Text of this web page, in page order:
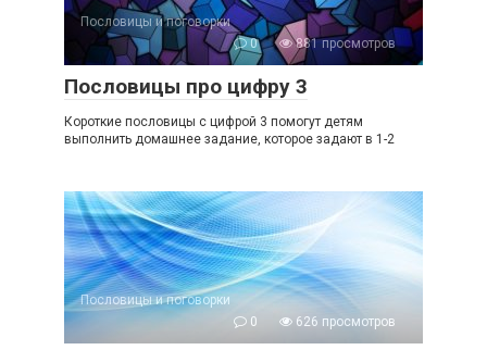
Пословицы и поговорки
0
881 просмотров
Пословицы про цифру 3
Короткие пословицы с цифрой 3 помогут детям
выполнить домашнее задание, которое задают в 1-2
Пословицы и поговорки
0
626 просмотров